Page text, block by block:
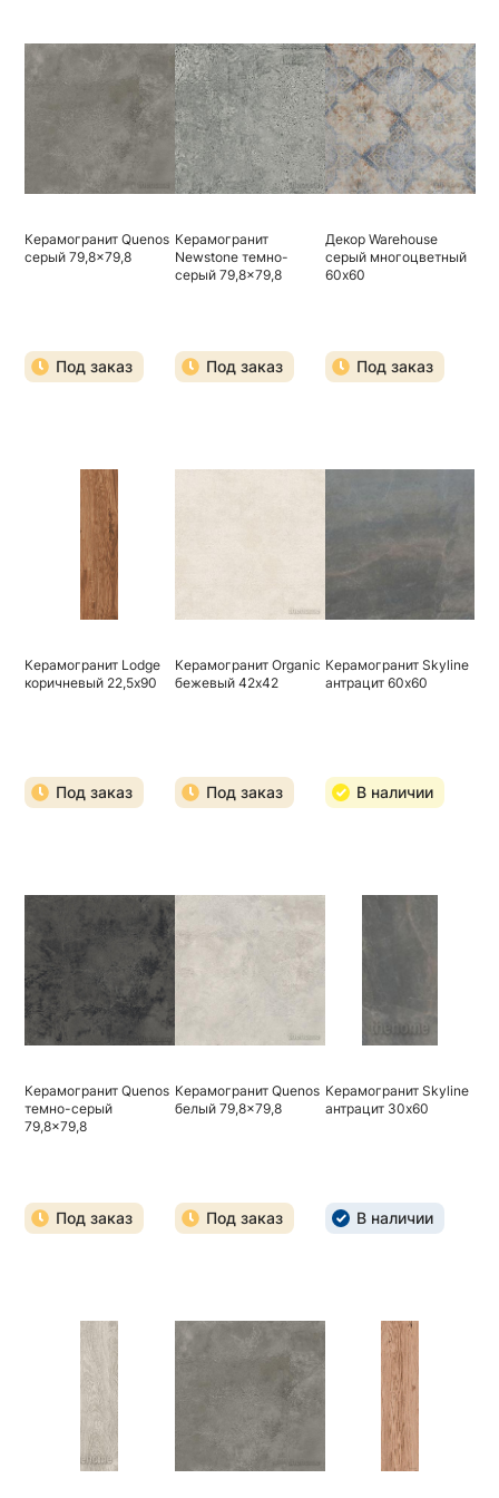
Керамогранит Quenos
серый 79,8x79,8
Под заказ
Керамогранит
Newstone темно-
серый 79,8x79,8
Под заказ
Декор Warehouse
серый многоцветный
60х60
Под заказ
Керамогранит Lodge
коричневый 22,5х90
Под заказ
Керамогранит Organic
бежевый 42х42
Под заказ
Керамогранит Skyline
антрацит 60х60
В наличии
Керамогранит Quenos
темно-серый
79,8x79,8
Под заказ
Керамогранит Quenos
белый 79,8x79,8
Под заказ
Керамогранит Skyline
антрацит 30х60
В наличии